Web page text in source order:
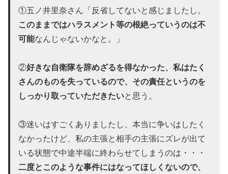
①五ノ井里奈さん「反省してないと感じましたし。
このままではハラスメント等の根絶っていうのは不
可能なんじゃないかなと。」
②好きな自衛隊を辞めざるを得なかった、私はたく
さんのものを失っているので、その責任というのを
しっかり取っていただきたいと思う。
③迷いはすごくありましたし、本当に争いはしたく
なかったけど、私の主張と相手の主張にズレが出て
いる状態で中途半端に終わらせてしまうのは・・・
二度とこのような事件にはなってほしくないので、